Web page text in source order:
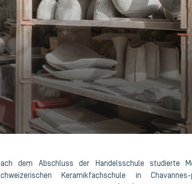
dem Abschluss der Handelsschule studierte
Keramikfachschule in